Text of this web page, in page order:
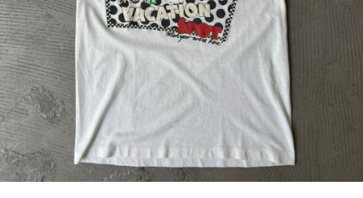
Other brands
TOPS
OUTER WEAR
BOTTOMS